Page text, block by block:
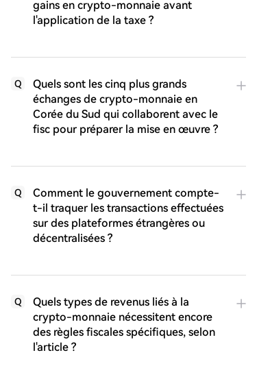
gains en crypto-monnaie avant
l'application de la taxe ?
Q
Quels sont les cinq plus grands
échanges de crypto-monnaie en
Corée du Sud qui collaborent avec le
fisc pour préparer la mise en œuvre ?
Q
Comment le gouvernement compte-
t-il traquer les transactions effectuées
sur des plateformes étrangères ou
décentralisées ?
Q
Quels types de revenus liés à la
crypto-monnaie nécessitent encore
des règles fiscales spécifiques, selon
l'article ?